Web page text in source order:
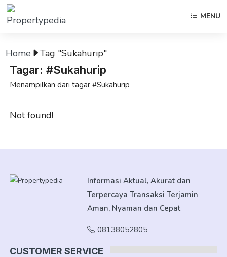
MENU
Home Tag "Sukahurip"
Tagar: #Sukahurip
Menampilkan dari tagar #Sukahurip
Not found!
Informasi Aktual, Akurat dan
Terpercaya Transaksi Terjamin
Aman, Nyaman dan Cepat
08138052805
CUSTOMER SERVICE